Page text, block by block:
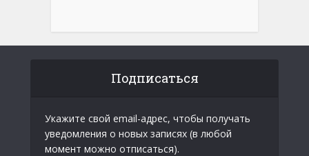
Подписаться
Укажите свой email-адрес, чтобы получать
уведомления о новых записях (в любой
момент можно отписаться).